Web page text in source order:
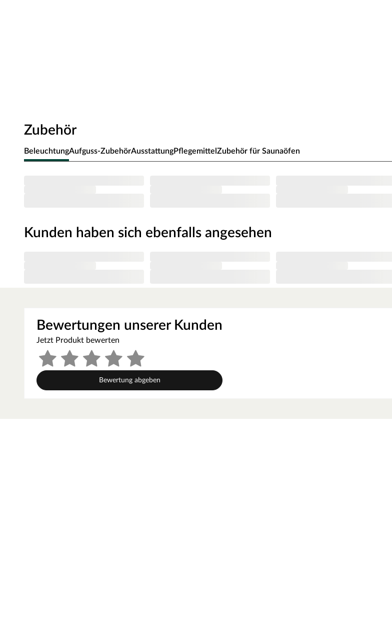
angeschlossen werden. Ausnahme: 230 Volt Plug-&-Play-Saunaöfen. Die Mindestsicherheitsabstände vom
muss die Höhe des Ofenschutzes angepasst werden. Bitte beachte zu den obig genannten Hinweisen die
Zubehör
BeleuchtungAufguss-ZubehörAusstattungPflegemittel Zubehör für Saunaöfen
Kunden haben sich ebenfalls angesehen
Bewertungen unserer Kunden
Jetzt Produkt bewerten
Bewertung abgeben